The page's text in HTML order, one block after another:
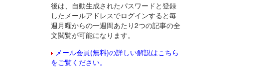
後は、自動生成されたパスワードと登録
したメールアドレスでログインすると毎
週月曜からの一週間あたり2つの記事の全
文閲覧が可能になります。
メール会員(無料)の詳しい解説はこちら
をご覧ください。